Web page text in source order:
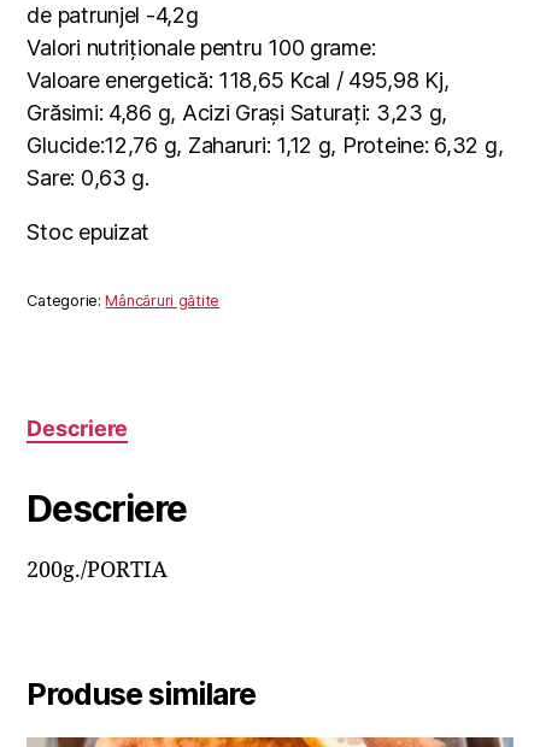
de patrunjel -4,2g
Valori nutriționale pentru 100 grame:
Valoare energetică: 118,65 Kcal / 495,98 Kj,
Grăsimi: 4,86 g, Acizi Grași Saturați: 3,23 g,
Glucide:12,76 g, Zaharuri: 1,12 g, Proteine: 6,32 g,
Sare: 0,63 g.
Stoc epuizat
Categorie:Mâncăruri gătite
Descriere
Descriere
200g./PORTIA
Produse similare